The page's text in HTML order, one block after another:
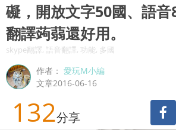
礙，開放文字50國、語
翻譯蒟蒻還好用。
skype翻譯, 語音翻譯, 功能, 多國
作者：愛玩M小編
文章2016-06-16
132分享